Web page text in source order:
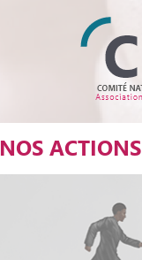
NOS ACTIONS